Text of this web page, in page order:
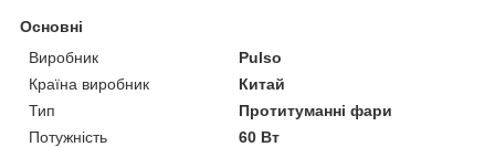
Основні
Виробник
Pulso
Країна виробник
Китай
Тип
Протитуманні фари
Потужність
60 Вт